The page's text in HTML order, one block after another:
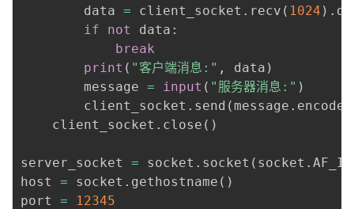
        data
= client_socket . recv ( 1024 ) .
if
not data :
break
print ( "客户端消息:" , data )
        message
= input ( "服务器消息:" )
        client_socket
. send ( message . encode
    client_socket
. close ( )
server_socket = socket . socket ( socket .
host = socket . gethostname ( )
port = 12345